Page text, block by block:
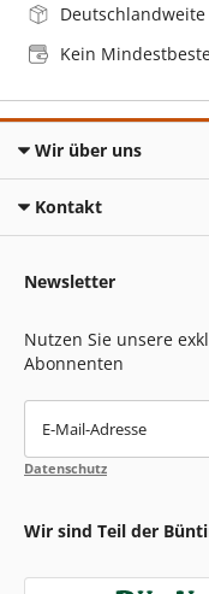
Kein
Wir über uns
Kontakt
Newsletter
Nutzen Sie unsere
Abonnenten
E-Mail-Adresse
Datenschutz
Wir sind Teil der